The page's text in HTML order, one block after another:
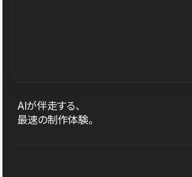
AIが伴走する、
最速の制作体験。